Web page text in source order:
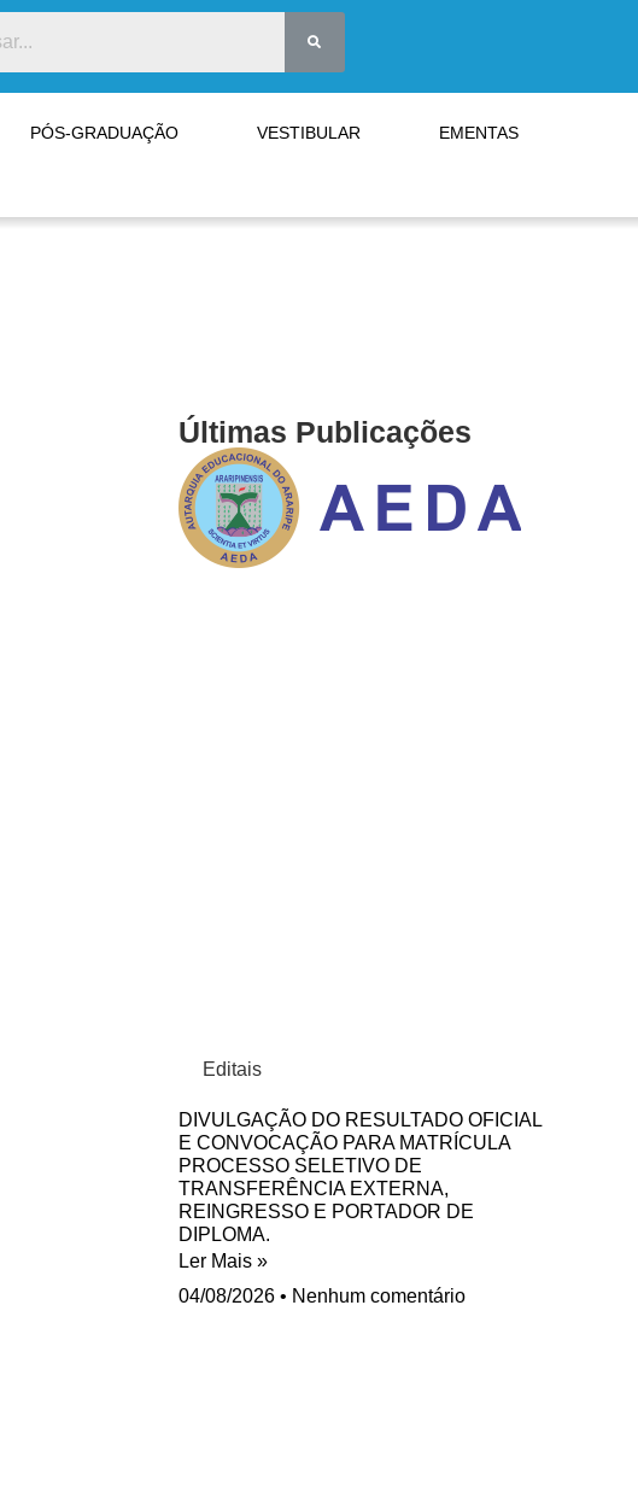
PÓS-GRADUAÇÃO VESTIBULAR EMENTAS
Últimas Publicações
Editais
DIVULGAÇÃO DO RESULTADO OFICIAL
E CONVOCAÇÃO PARA MATRÍCULA
PROCESSO SELETIVO DE
TRANSFERÊNCIA EXTERNA,
REINGRESSO E PORTADOR DE
DIPLOMA.
Ler Mais »
04/08/2026
Nenhum comentário